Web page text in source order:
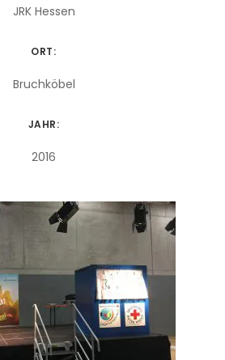
JRK Hessen
ORT:
Bruchköbel
JAHR:
2016